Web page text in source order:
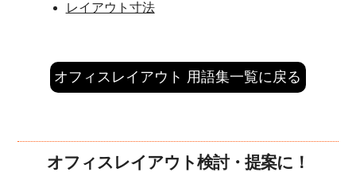
レイアウト寸法
オフィスレイアウト 用語集一覧に戻る
オフィスレイアウト検討・提案に！